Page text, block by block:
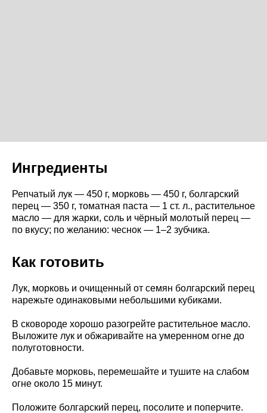
Ингредиенты
Репчатый лук — 450 г, морковь — 450 г, болгарский
перец — 350 г, томатная паста — 1 ст. л., растительное
масло — для жарки, соль и чёрный молотый перец —
по вкусу; по желанию: чеснок — 1–2 зубчика.
Как готовить
Лук, морковь и очищенный от семян болгарский перец
нарежьте одинаковыми небольшими кубиками.
В сковороде хорошо разогрейте растительное масло.
Выложите лук и обжаривайте на умеренном огне до
полуготовности.
Добавьте морковь, перемешайте и тушите на слабом
огне около 15 минут.
Положите болгарский перец, посолите и поперчите.